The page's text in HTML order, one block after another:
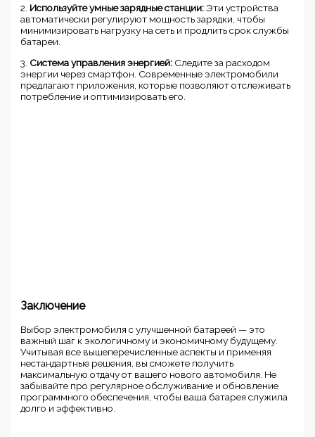
2. Используйте умные зарядные станции:Эти устройства
автоматически регулируют мощность зарядки, чтобы
минимизировать нагрузку на сеть и продлить срок службы
батареи.
3. Система управления энергией: Следите за расходом
энергии через смартфон. Современные электромобили
предлагают приложения, которые позволяют отслеживать
потребление и оптимизировать его.
Заключение
Выбор электромобиля с улучшенной батареей — это
важный шаг к экологичному и экономичному будущему.
Учитывая все вышеперечисленные аспекты и применяя
нестандартные решения, вы сможете получить
максимальную отдачу от вашего нового автомобиля. Не
забывайте про регулярное обслуживание и обновление
программного обеспечения, чтобы ваша батарея служила
долго и эффективно.